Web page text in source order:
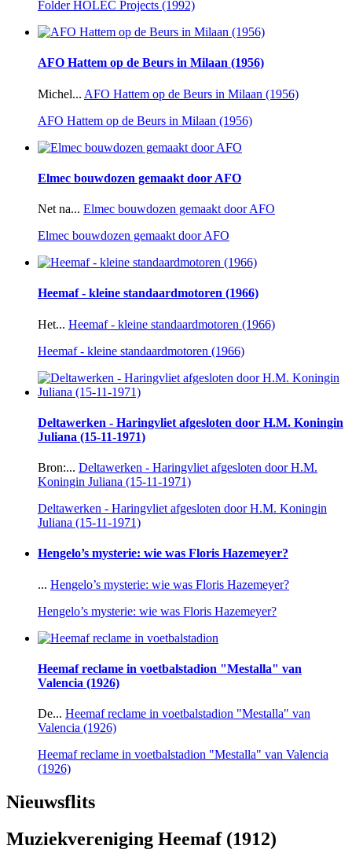
Folder HOLEC Projects (1992)
AFO Hattem op de Beurs in Milaan (1956)
Michel... AFO Hattem op de Beurs in Milaan (1956)
AFO Hattem op de Beurs in Milaan (1956)
Elmec bouwdozen gemaakt door AFO
Net na... Elmec bouwdozen gemaakt door AFO
Elmec bouwdozen gemaakt door AFO
Heemaf - kleine standaardmotoren (1966)
Het... Heemaf - kleine standaardmotoren (1966)
Heemaf - kleine standaardmotoren (1966)
Deltawerken - Haringvliet afgesloten door H.M. Koningin
Juliana (15-11-1971)
Bron:... Deltawerken - Haringvliet afgesloten door H.M.
Koningin Juliana (15-11-1971)
Deltawerken - Haringvliet afgesloten door H.M. Koningin
Juliana (15-11-1971)
Hengelo’s mysterie: wie was Floris Hazemeyer?
... Hengelo’s mysterie: wie was Floris Hazemeyer?
Hengelo’s mysterie: wie was Floris Hazemeyer?
Heemaf reclame in voetbalstadion "Mestalla" van
Valencia (1926)
De... Heemaf reclame in voetbalstadion "Mestalla" van
Valencia (1926)
Heemaf reclame in voetbalstadion "Mestalla" van Valencia
(1926)
Nieuwsflits
Muziekvereniging Heemaf (1912)